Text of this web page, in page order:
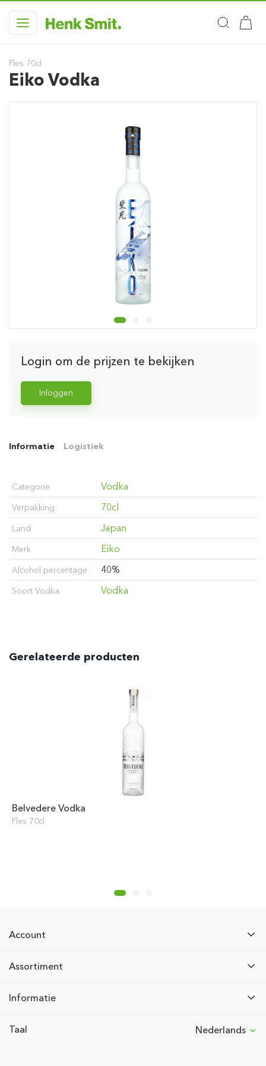
Fles 70cl
Eiko Vodka
Login om de prijzen te bekijken
Inloggen
Informatie Logistiek
Categorie Vodka
Verpakking 70cl
Land Japan
Merk Eiko
Alcohol percentage 40%
Soort Vodka Vodka
Gerelateerde producten
Belvedere Vodka
Fles 70cl
Account
Assortiment
Informatie
Taal Nederlands